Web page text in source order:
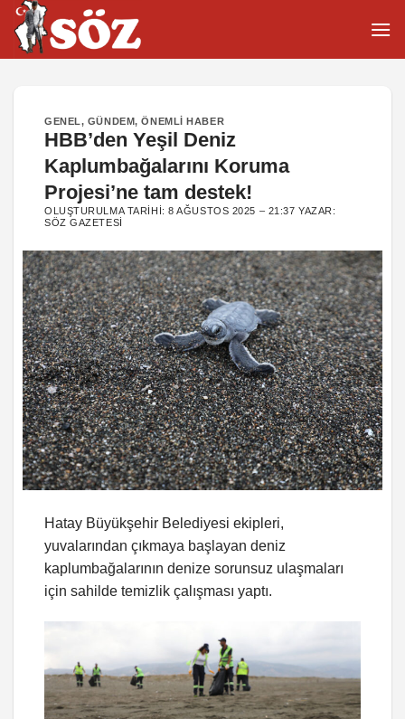
İçeriğe
atla
GENEL, GÜNDEM,ÖNEMLI HABER
HBB’den Yeşil Deniz
Kaplumbağalarını Koruma
Projesi’ne tam destek!
OLUŞTURULMA TARIHI:8 AĞUSTOS 2025 – 21:37 YAZAR:
SÖZ GAZETESI
Hatay Büyükşehir Belediyesi ekipleri,
yuvalarından çıkmaya başlayan deniz
kaplumbağalarının denize sorunsuz ulaşmaları
için sahilde temizlik çalışması yaptı.